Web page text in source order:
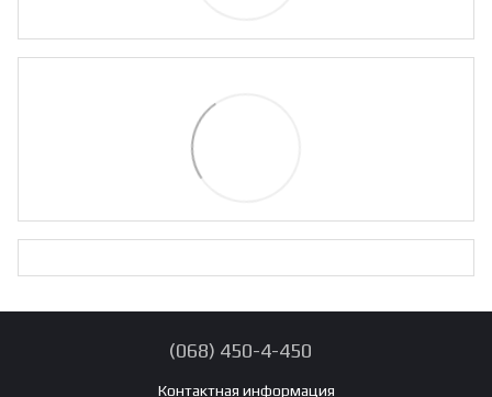
(068) 450-4-450
Контактная информация